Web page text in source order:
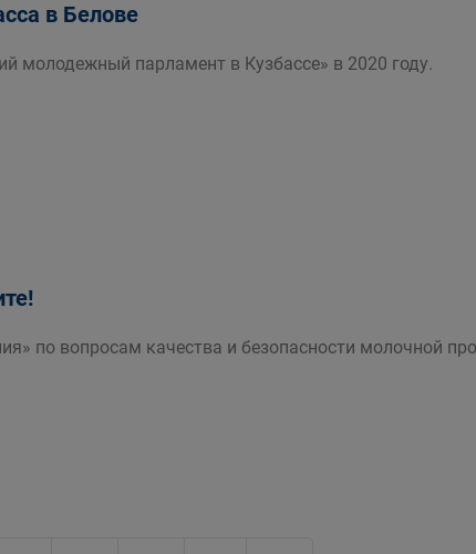
в Белове
молодежный парламент в Кузбассе» в 2020 году.
по вопросам качества и безопасности молочной